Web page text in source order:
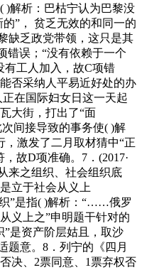
)解析：巴枯宁认为巴黎没
”， 贫乏无效的和同一的
缺乏政党带领，这只是其
错误；“没有依赖于一个
有工人加入，故C项错
否采纳人平易近好处的办
在国际妇女日这一天起
大街，打出了“面
间接导致的事务使( )解
，激发了二月取材猜中“正
故D项准确。7．(2017·
来之组织、社会组织底
立于社会从义上
”是指( )解析：“……俄罗
义上之”申明题干针对的
”是资产阶层姑且，取沙
题意。8．列宁的《四月
决、2票同意、1票弃权否